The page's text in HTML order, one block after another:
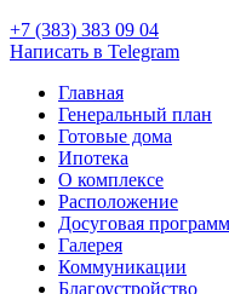
+7 (383) 383 09 04
Написать в Telegram
Главная
Генеральный план
Готовые дома
Ипотека
О комплексе
Расположение
Досуговая
Галерея
Коммуникации
Благоустройство